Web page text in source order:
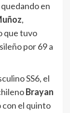
en
,
que tuvo
por 69 a
SS6, el
Brayan
con el quinto